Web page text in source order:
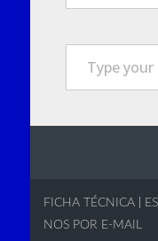
Type your email…
FICHA TÉCNICA|
NOS POR E-MAIL